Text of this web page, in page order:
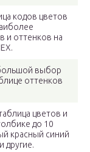
кодов цветов
и оттенков на
выбор
оттенков
цветов и
до 10
красный синий
другие.